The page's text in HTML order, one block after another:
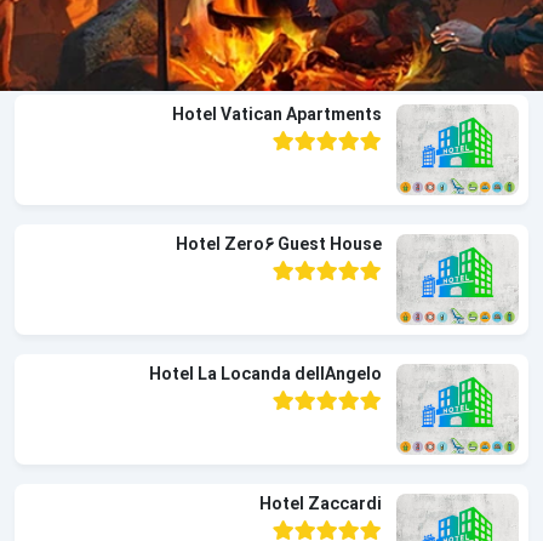
Hotel Vatican Apartments
Hotel Zero6 Guest House
Hotel La Locanda dellAngelo
Hotel Zaccardi